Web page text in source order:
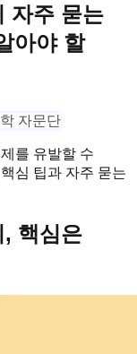
자주 묻는
아야 할
자문단
를 유발할 수
심 팁과 자주 묻는
, 핵심은